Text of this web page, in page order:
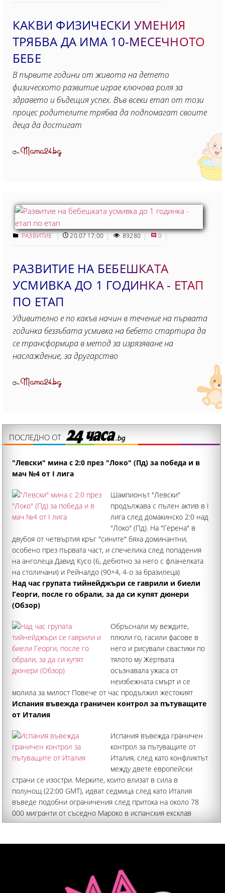
КАКВИ ФИЗИЧЕСКИ УМЕНИЯ
ТРЯБВА ДА ИМА 10-МЕСЕЧНОТО
БЕБЕ
В първите години от живота на детето
физическото развитие играе ключова роля за
здравето и бъдещия успех. Във всеки етап от този
процес родителите трябва да подпомагат своите
деца да достигат
ОтMama24.bg
РАЗВИТИЕ 20.07 17:00 89280 0
РАЗВИТИЕ НА БЕБЕШКАТА
УСМИВКА ДО 1 ГОДИНКА - ЕТАП
ПО ЕТАП
Удивително е по какъв начин в течение на първата
годинка беззъбата усмивка на бебето стартира да
се трансформира в метод за изрязяване на
наслаждение, за другарство
ОтMama24.bg
ПОСЛЕДНО ОТ
"Левски" мина с 2:0 през "Локо" (Пд) за победа и в
мач №4 от I лига
Шампионът "Левски"
продължава с пълен актив в I
лига след домакинско 2:0 над
"Локо" (Пд). На "Герена" в
двубоя от четвъртия кръг "сините" бяха доминантни,
особено през първата част, и спечелиха след попадения
на анголеца Давид Кусо (6, дебютно за него с фланелката
на столичани) и Рейналдо (90+4, 4-о за бразилеца)
Над час групата тийнейджъри се гаврили и биели
Георги, после го обрали, за да си купят дюнери
(Обзор)
Обръснали му веждите,
плюли го, гасили фасове в
него и рисували свастики по
тялото му Жертвата
осъзнавала ужаса от
неизбежната смърт и се
молила за милост Повече от час продължил жестокият
побой, придружен с изключителни гаври, над 37-годишния
Георги Кузев от Кричим, който издъхна от тежки
Испания въвежда граничен контрол за пътуващите
от Италия
Испания въвежда граничен
контрол за пътуващите от
Италия, след като конфликтът
между двете европейски
страни се изостри. Мерките, които влизат в сила в
полунощ (22:00 GMT), идват седмица след като Италия
въведе подобни ограничения след притока на около 78
000 мигранти от съседно Мароко в испанския ексклав
Сеута, съобщава Би Би Си